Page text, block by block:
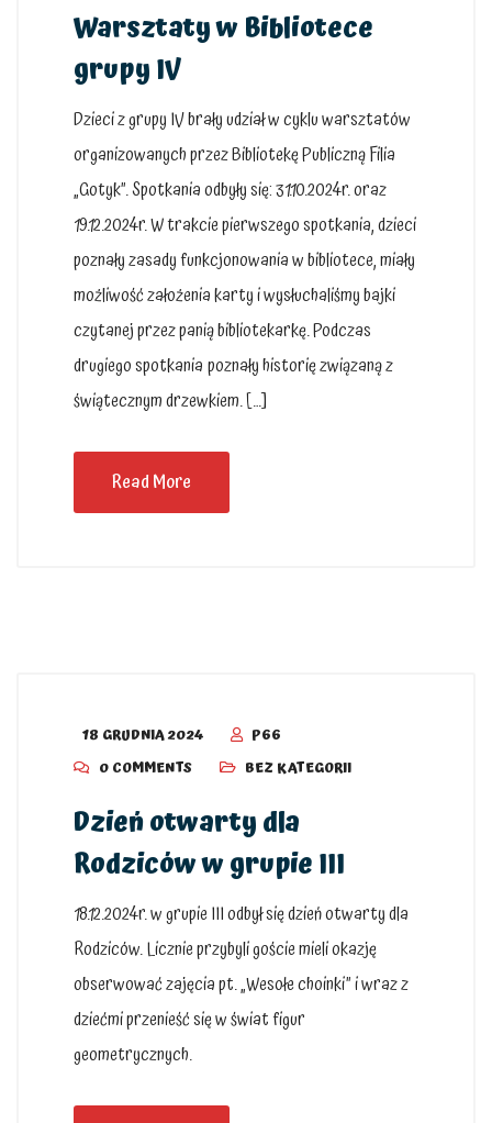
Warsztaty w Bibliotece
grupy IV
Dzieci z grupy IV brały udział w cyklu warsztatów
organizowanych przez Bibliotekę Publiczną Filia
„Gotyk”. Spotkania odbyły się: 31.10.2024r. oraz
19.12.2024r. W trakcie pierwszego spotkania, dzieci
poznały zasady funkcjonowania w bibliotece, miały
możliwość założenia karty i wysłuchaliśmy bajki
czytanej przez panią bibliotekarkę. Podczas
drugiego spotkania poznały historię związaną z
świątecznym drzewkiem. […]
Read More
18 GRUDNIA 2024
P66
0 COMMENTS
BEZ KATEGORII
Dzień otwarty dla
Rodziców w grupie III
18.12.2024r. w grupie III odbył się dzień otwarty dla
Rodziców. Licznie przybyli goście mieli okazję
obserwować zajęcia pt. „Wesołe choinki” i wraz z
dziećmi przenieść się w świat figur
geometrycznych.